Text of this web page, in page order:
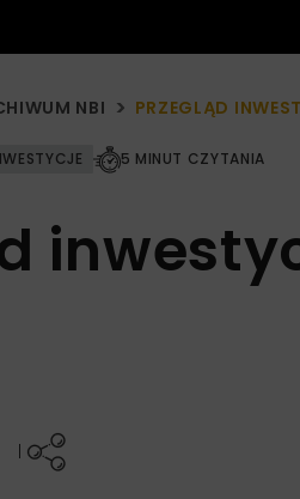
NBI PRZEGLĄD
5 MINUT CZYTANIA